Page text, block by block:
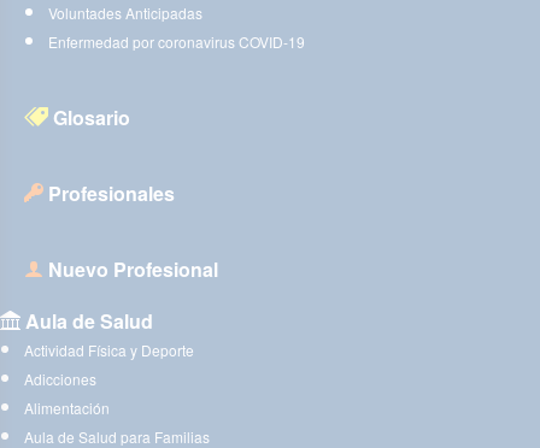
Voluntades Anticipadas
Enfermedad por coronavirus COVID-19
Glosario
Profesionales
Nuevo Profesional
Aula de Salud
Actividad Física y Deporte
Adicciones
Alimentación
Aula de Salud para Familias